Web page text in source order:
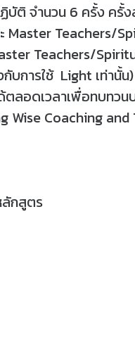
บัติ จำนวน 6 ครั้ง ค
Master Teachers/
Teachers/
บการใช้ Light เท่านั้น)
ลอดเวลาเพื่อทบทวน
Coaching
ลักสูตร